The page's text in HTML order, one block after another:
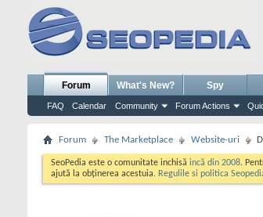
Forum
FAQ Calendar Community Forum Actions
What's New? Spy
Forum The Marketplace Website-uri
SeoPedia este o comunitate inchisă incă din 2008.
ajută la obținerea acestuia. Regulile si politica